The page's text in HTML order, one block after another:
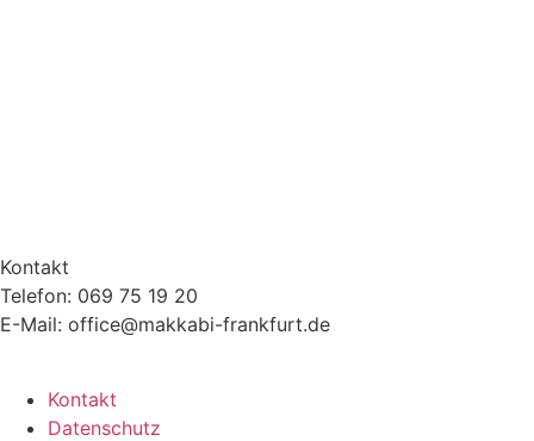
Kontakt
Telefon: 069 75 19 20
E-Mail: office@makkabi-frankfurt.de
Kontakt
Datenschutz